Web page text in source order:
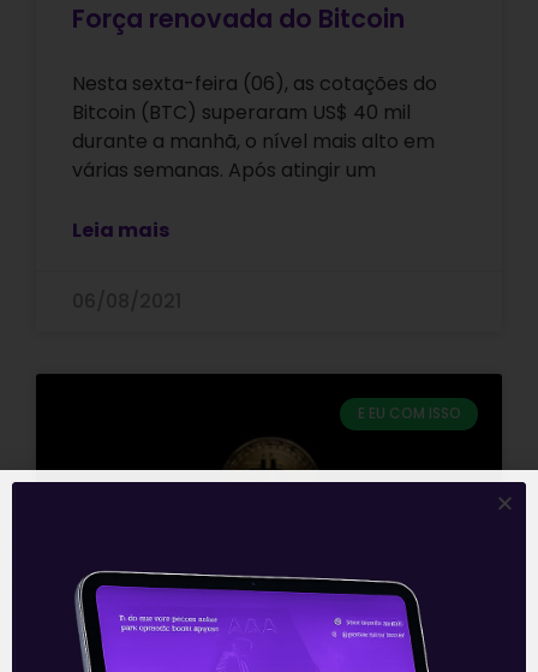
Força renovada do Bitcoin
Nesta sexta-feira (06), as cotações do
Bitcoin (BTC) superaram US$ 40 mil
durante a manhã, o nível mais alto em
várias semanas. Após atingir um
Leia mais
E EU COM ISSO